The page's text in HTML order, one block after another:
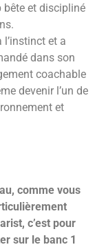
bête et discipliné
et a
dans son
coachable
devenir l’un de
et
comme vous
c’est pour
sur le banc 1